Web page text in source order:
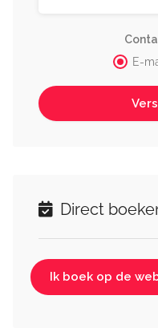
E-
Direct
Ik boek op de